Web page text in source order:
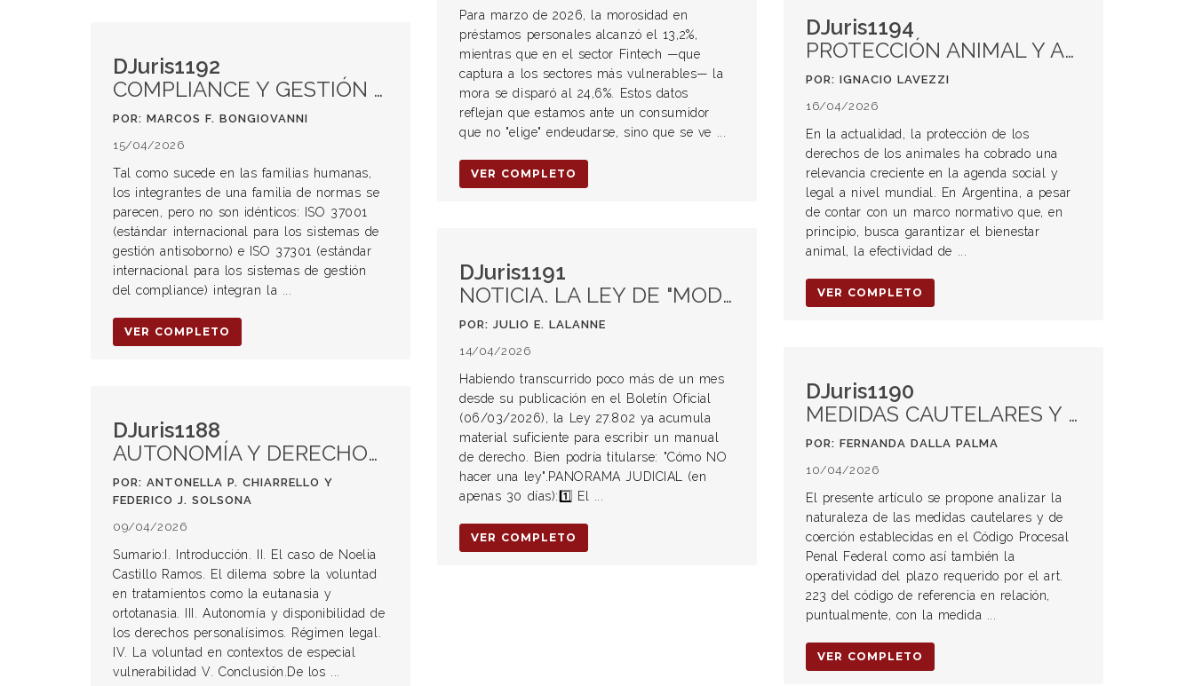
Para marzo de 2026, la morosidad en
préstamos personales alcanzó el 13,2%,
mientras que en el sector Fintech —que
captura a los sectores más vulnerables— la
mora se disparó al 24,6%. Estos datos
reflejan que estamos ante un consumidor
que no "elige" endeudarse, sino que se ve ...
VER COMPLETO
DJuris1194
PROTECCIÓN ANIMAL Y ARBITRARIEDAD JUDICIAL: LA VULNERACIÓN DE LOS DERECHOS DE LOS ANIMALES A TRAVÉS DE LA INTERPRETACIÓN JUDICIAL. Comentario a fallo
POR: IGNACIO LAVEZZI
16/04/2026
En la actualidad, la protección de los
derechos de los animales ha cobrado una
relevancia creciente en la agenda social y
legal a nivel mundial. En Argentina, a pesar
de contar con un marco normativo que, en
principio, busca garantizar el bienestar
animal, la efectividad de ...
VER COMPLETO
DJuris1192
COMPLIANCE Y GESTIÓN ANTISOBORNO: CLAVES PARA ENTENDER ISO 37001 E ISO 37301
POR: MARCOS F. BONGIOVANNI
15/04/2026
Tal como sucede en las familias humanas,
los integrantes de una familia de normas se
parecen, pero no son idénticos: ISO 37001
(estándar internacional para los sistemas de
gestión antisoborno) e ISO 37301 (estándar
internacional para los sistemas de gestión
del compliance) integran la ...
VER COMPLETO
DJuris1191
NOTICIA. LA LEY DE "MODERNIZACIÓN" LABORAL: UN TRATADO DE MALA TÉCNICA LEGISLATIVA
POR: JULIO E. LALANNE
14/04/2026
Habiendo transcurrido poco más de un mes
desde su publicación en el Boletín Oficial
(06/03/2026), la Ley 27.802 ya acumula
material suficiente para escribir un manual
de derecho. Bien podría titularse: "Cómo NO
hacer una ley".PANORAMA JUDICIAL (en
apenas 30 días):1️⃣ El ...
VER COMPLETO
DJuris1190
MEDIDAS CAUTELARES Y MEDIDAS DE COERCIÓN EN EL CPPF. Plazo de vigencia de la medida cautelar de embargo de bienes inmuebles en el proceso penal federal
POR: FERNANDA DALLA PALMA
10/04/2026
El presente artículo se propone analizar la
naturaleza de las medidas cautelares y de
coerción establecidas en el Código Procesal
Penal Federal como así también la
operatividad del plazo requerido por el art.
223 del código de referencia en relación,
puntualmente, con la medida ...
VER COMPLETO
DJuris1188
AUTONOMÍA Y DERECHOS PERSONALÍSIMOS: LA VALIDEZ DE LA VOLUNTAD EN CONTEXTOS DE SUFRIMIENTO EXTREMO
POR: ANTONELLA P. CHIARRELLO Y
FEDERICO J. SOLSONA
09/04/2026
Sumario:I. Introducción. II. El caso de Noelia
Castillo Ramos. El dilema sobre la voluntad
en tratamientos como la eutanasia y
ortotanasia. III. Autonomía y disponibilidad de
los derechos personalísimos. Régimen legal.
IV. La voluntad en contextos de especial
vulnerabilidad V. Conclusión.De los ...